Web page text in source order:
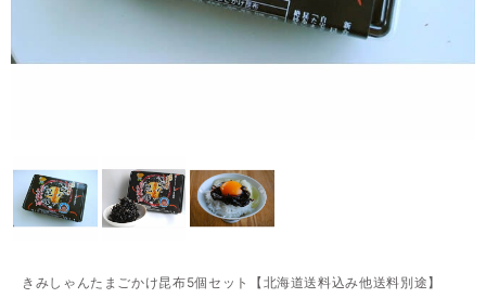
きみしゃんたまごかけ昆布5個セット【北海道送料込み他送料別途】